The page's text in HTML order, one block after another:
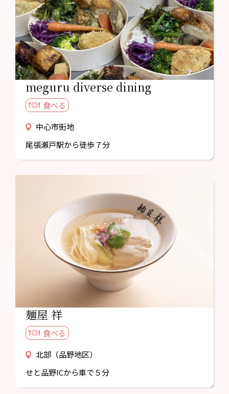
meguru diverse dining
食べる
中心市街地
尾張瀬戸駅から徒歩７分
麺屋 祥
食べる
北部（品野地区）
せと品野ICから車で５分